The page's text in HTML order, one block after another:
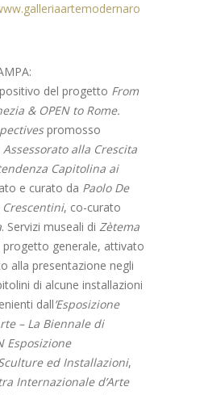
del progetto From
& OPEN to Rome.
promosso
alla Crescita
Capitolina ai
e curato da Paolo De
Crescentini, co-curato
. Servizi museali di Zètema
progetto generale, attivato
alla presentazione negli
di alcune installazioni
dall’Esposizione
– La Biennale di
Esposizione
ed Installazioni,
Internazionale d’Arte